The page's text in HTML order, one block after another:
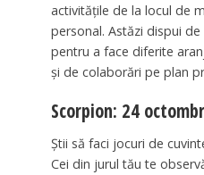
activitățile de la locul de
personal. Astăzi dispui
pentru a face diferite
și de colaborări pe plan
Scorpion: 24
Știi să faci jocuri de
Cei din jurul tău te